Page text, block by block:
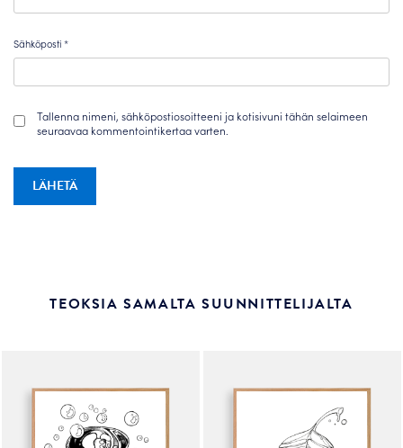
Sähköposti*
Tallenna nimeni, sähköpostiosoitteeni ja kotisivuni tähän selaimeen
seuraavaa kommentointikertaa varten.
TEOKSIA SAMALTA SUUNNITTELIJALTA